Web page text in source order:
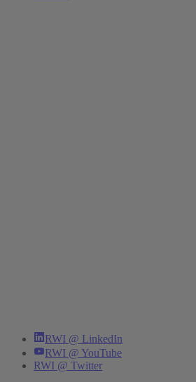
RWI @ LinkedIn
RWI @ YouTube
RWI @ Twitter